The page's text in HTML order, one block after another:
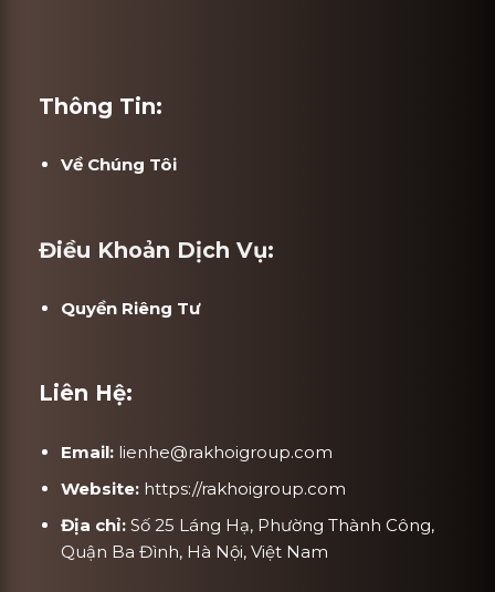
Thông Tin:
Về Chúng Tôi
Điều Khoản Dịch Vụ:
Quyền Riêng Tư
Liên Hệ:
Email: lienhe@rakhoigroup.com
Website: https://rakhoigroup.com
Địa chỉ: Số 25 Láng Hạ, Phường Thành Công,
Quận Ba Đình, Hà Nội, Việt Nam